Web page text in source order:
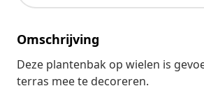
Omschrijving
Deze plantenbak op wielen is
terras mee te decoreren.